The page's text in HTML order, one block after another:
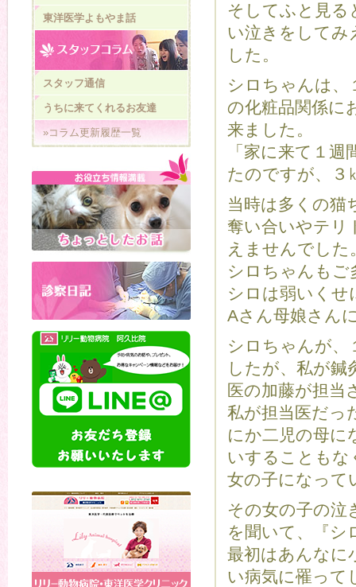
そしてふと見る
い泣きをしてみ
した。
シロちゃんは、
の化粧品関係に
来ました。
「家に来て１
たのですが、３
当時は多くの猫
奪い合いやテリ
えませんでした
シロちゃんもご
シロは弱いくせ
Aさん母娘さん
シロちゃんが、
したが、私が鍼
医の加藤が担当
私が担当医だっ
にか二児の母に
いすることもな
女の子になっ
その女の子の泣
を聞いて、『シ
最初はあんなに
い病気に罹って
東洋医学よもやま話
スタッフ通信
うちに来てくれるお友達
»コラム更新履歴一覧